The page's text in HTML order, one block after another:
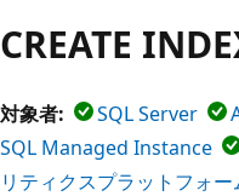
CREATE
対象者: SQL Server
SQL Managed Instance
リティクスプラットフォ